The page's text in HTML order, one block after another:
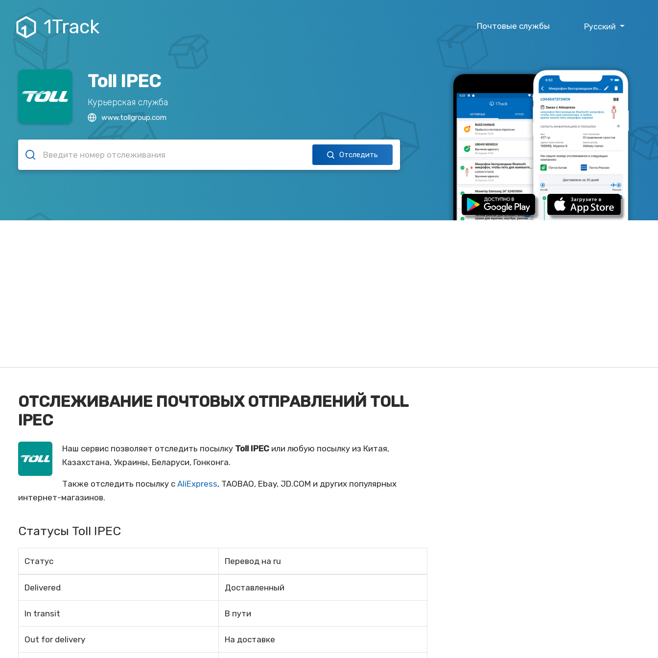
1Track Почтовые службы Русский
Toll IPEC
Курьерская служба
www.tollgroup.com
Отследить
ОТСЛЕЖИВАНИЕ ПОЧТОВЫХ ОТПРАВЛЕНИЙ TOLL
IPEC
Наш сервис позволяет отследить посылку Toll IPEC или любую посылку из Китая,
Казахстана, Украины, Беларуси, Гонконга.
Также отследить посылку с AliExpress, TAOBAO, Ebay, JD.COM и других популярных
интернет-магазинов.
Статусы Toll IPEC
Статус Перевод на ru
Delivered Доставленный
In transit В пути
Out for delivery На доставке